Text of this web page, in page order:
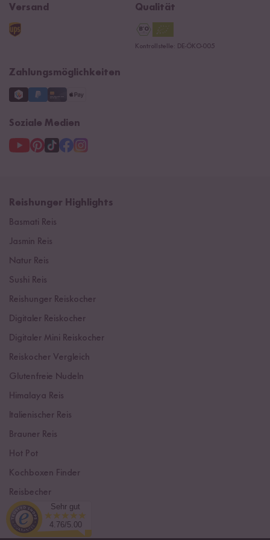
Kontaktformular
Navacopah
Reishunger Gutscheine
B2B
Datenschutzerklärung
Versand Qualität
Kontrollstelle: DE-ÖKO-005
Zahlungsmöglichkeiten
Soziale Medien
Reishunger Highlights
Basmati Reis
Jasmin Reis
Natur Reis
Sushi Reis
Reishunger Reiskocher
Digitaler Reiskocher
Digitaler Mini Reiskocher
Reiskocher Vergleich
Glutenfreie Nudeln
Himalaya Reis
Italienischer Reis
Brauner Reis
Hot Pot
Kochboxen Finder
Reisbecher
Sushi Einsteiger Box
Sehr gut
4.76/5.00